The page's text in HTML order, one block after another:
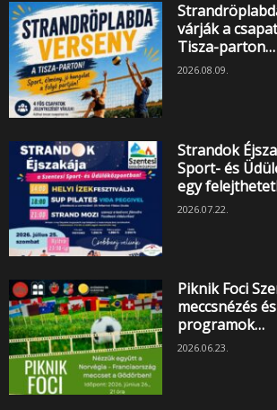
várják a
Tisza-parton…
2026.08.09.
Strandok
Sport- és
egy
2026.07.22.
Piknik Foci
meccsnézés
programok…
2026.06.23.